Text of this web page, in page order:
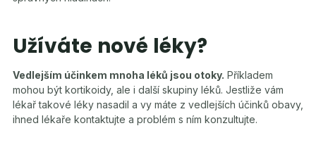
Užíváte nové léky?
Vedlejším účinkem mnoha léků jsou otoky. Příkladem
mohou být kortikoidy, ale i další skupiny léků. Jestliže vám
lékař takové léky nasadil a vy máte z vedlejších účinků obavy,
ihned lékaře kontaktujte a problém s ním konzultujte.